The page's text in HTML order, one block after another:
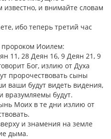
известно, и внимайте словам
ибо теперь третий час
пророком Иоилем:
11, 28 Деян 16, 9 Деян 21, 9
Бог, излию от Духа
пророчествовать сыны
будут видеть видения,
вразумляемы будут.
Моих в те дни излию от
и знамения на земле
дыма.